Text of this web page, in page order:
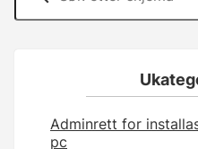
Adminrett for
pc